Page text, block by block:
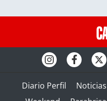
Diario Perfil Noticias